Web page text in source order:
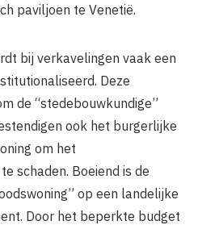
paviljoen te Venetië.
bij verkavelingen vaak een
Deze
de “stedebouwkundige”
ook het burgerlijke
om het
schaden. Boeiend is de
op een landelijke
Door het beperkte budget